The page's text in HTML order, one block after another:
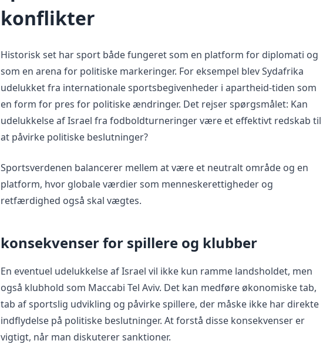
konflikter
Historisk set har sport både fungeret som en platform for diplomati og
som en arena for politiske markeringer. For eksempel blev Sydafrika
udelukket fra internationale sportsbegivenheder i apartheid-tiden som
en form for pres for politiske ændringer. Det rejser spørgsmålet: Kan
udelukkelse af Israel fra fodboldturneringer være et effektivt redskab til
at påvirke politiske beslutninger?
Sportsverdenen balancerer mellem at være et neutralt område og en
platform, hvor globale værdier som menneskerettigheder og
retfærdighed også skal vægtes.
konsekvenser for spillere og klubber
En eventuel udelukkelse af Israel vil ikke kun ramme landsholdet, men
også klubhold som Maccabi Tel Aviv. Det kan medføre økonomiske tab,
tab af sportslig udvikling og påvirke spillere, der måske ikke har direkte
indflydelse på politiske beslutninger. At forstå disse konsekvenser er
vigtigt, når man diskuterer sanktioner.